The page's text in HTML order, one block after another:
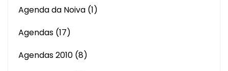
Agenda da Noiva (1)
Agendas (17)
Agendas 2010 (8)